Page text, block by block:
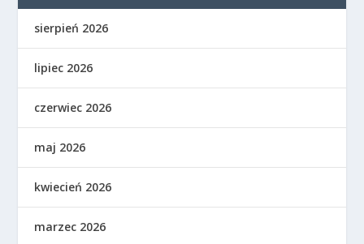
sierpień 2026
lipiec 2026
czerwiec 2026
maj 2026
kwiecień 2026
marzec 2026